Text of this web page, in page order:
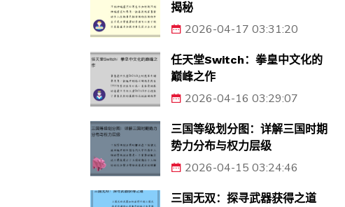
揭秘
2026-04-17 03:31:20
任天堂Switch：拳皇中文化的
巅峰之作
2026-04-16 03:29:07
三国等级划分图：详解三国时期
势力分布与权力层级
2026-04-15 03:24:46
三国无双：探寻武器获得之道